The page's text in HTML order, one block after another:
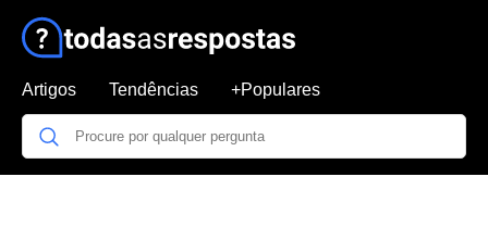
Artigos Tendências +Populares